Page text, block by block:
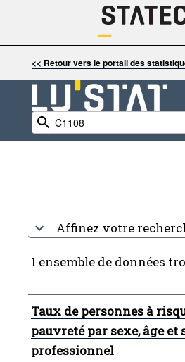
<< Retour vers le portail des
Affinez votre
1 ensemble de données
Taux de personnes à
pauvreté par sexe, âge et
professionnel